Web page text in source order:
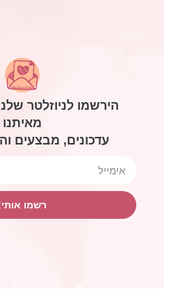
הירשמו לניוזלטר
מאיתנו
עדכונים, מבצעים
רשמו